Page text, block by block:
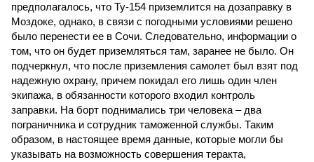
предполагалось, что Ту-154 приземлится на дозаправку в
Моздоке, однако, в связи с погодными условиями решено
было перенести ее в Сочи. Следовательно, информации о
том, что он будет приземляться там, заранее не было. Он
подчеркнул, что после приземления самолет был взят под
надежную охрану, причем покидал его лишь один член
экипажа, в обязанности которого входил контроль
заправки. На борт поднимались три человека – два
пограничника и сотрудник таможенной службы. Таким
образом, в настоящее время данные, которые могли бы
указывать на возможность совершения теракта,